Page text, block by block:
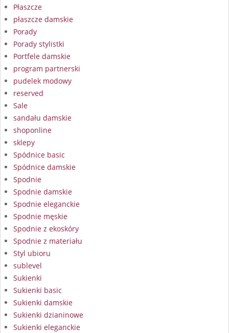
Płaszcze
płaszcze damskie
Porady
Porady stylistki
Portfele damskie
program partnerski
pudelek modowy
reserved
Sale
sandału damskie
shoponline
sklepy
Spódnice basic
Spódnice damskie
Spodnie
Spodnie damskie
Spodnie eleganckie
Spodnie męskie
Spodnie z ekoskóry
Spodnie z materiału
Styl ubioru
sublevel
Sukienki
Sukienki basic
Sukienki damskie
Sukienki dzianinowe
Sukienki eleganckie